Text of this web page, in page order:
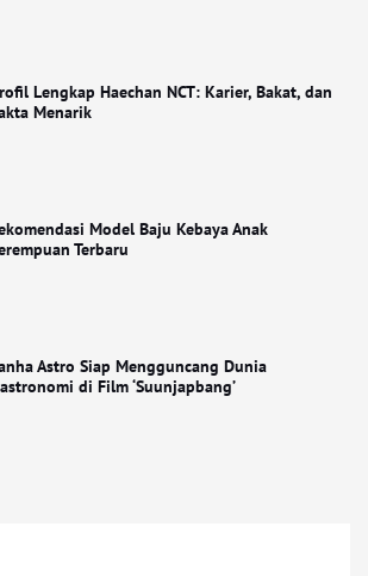
Lengkap Haechan NCT: Karier, Bakat, dan
Menarik
Model Baju Kebaya Anak
Terbaru
Astro Siap Mengguncang Dunia
di Film ‘Suunjapbang’